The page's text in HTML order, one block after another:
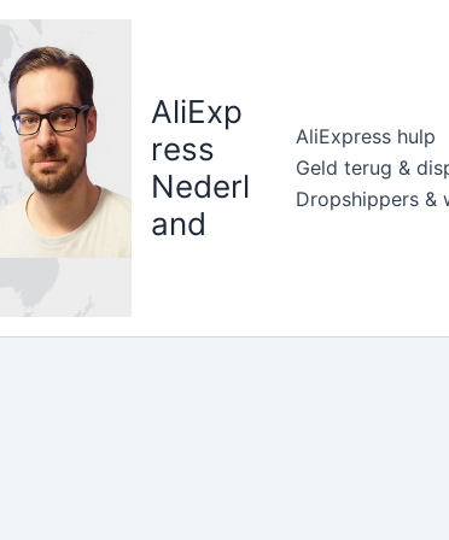
AliExp
ress
Nederl
and
AliExpress hulp
Geld terug &
Dropshippers &